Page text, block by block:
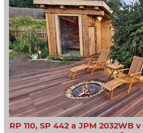
RP 110, SP 442 a JPM 2032WB